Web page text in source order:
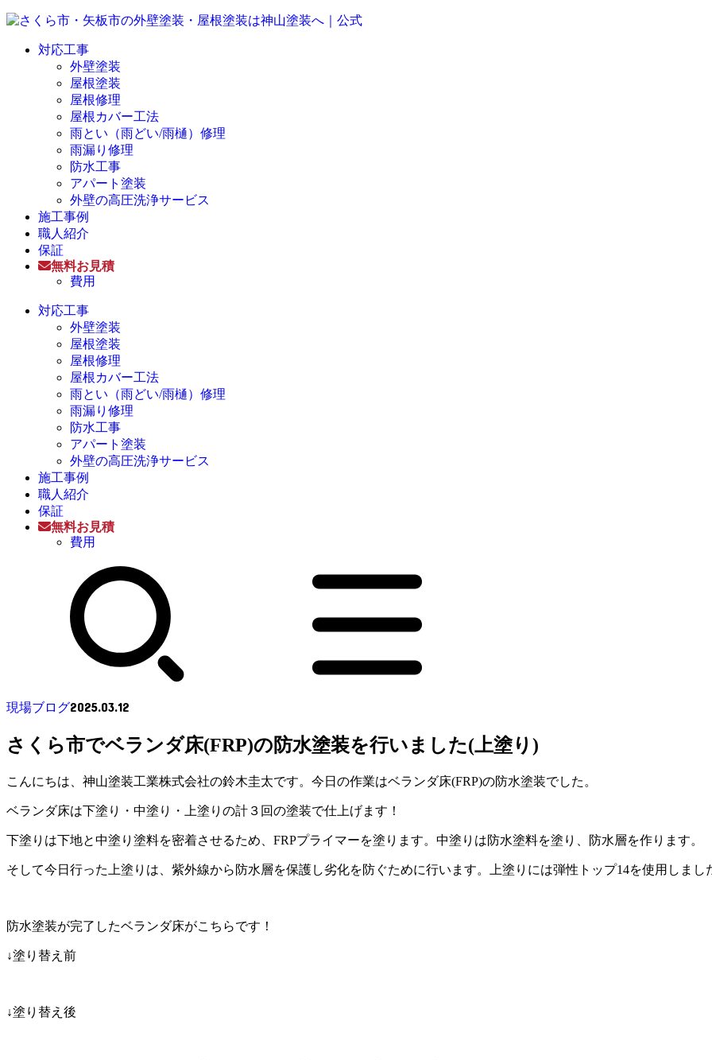
対応工事
外壁塗装
屋根塗装
屋根修理
屋根カバー工法
雨とい（雨どい/雨樋）修理
雨漏り修理
防水工事
アパート塗装
外壁の高圧洗浄サービス
施工事例
職人紹介
保証
無料お見積
費用
対応工事
外壁塗装
屋根塗装
屋根修理
屋根カバー工法
雨とい（雨どい/雨樋）修理
雨漏り修理
防水工事
アパート塗装
外壁の高圧洗浄サービス
施工事例
職人紹介
保証
無料お見積
費用
現場ブログ2025.03.12
さくら市でベランダ床(FRP)の防水塗装を行いました(上塗り)
こんにちは、神山塗装工業株式会社の鈴木圭太です。今日の作業はベランダ床(FRP)の防水塗装でした。
ベランダ床は下塗り・中塗り・上塗りの計３回の塗装で仕上げます！
下塗りは下地と中塗り塗料を密着させるため、FRPプライマーを塗ります。中塗りは防水塗料を塗り、防水層を作ります。
そして今日行った上塗りは、紫外線から防水層を保護し劣化を防ぐために行います。上塗りには弾性トップ14を使用しまし
防水塗装が完了したベランダ床がこちらです！
↓塗り替え前
↓塗り替え後